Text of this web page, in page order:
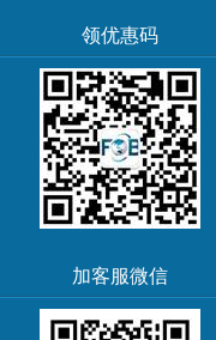
领优惠码
加客服微信